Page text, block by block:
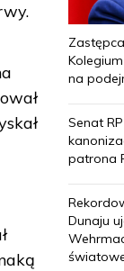
na
Senat
patrona
Dunaju